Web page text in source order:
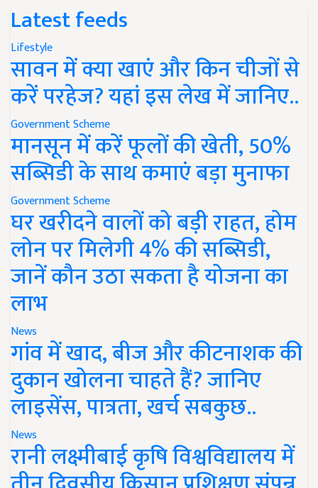
Latest feeds
Lifestyle
सावन में क्या खाएं और किन चीजों से
करें परहेज? यहां इस लेख में जानिए..
Government Scheme
मानसून में करें फूलों की खेती, 50%
सब्सिडी के साथ कमाएं बड़ा मुनाफा
Government Scheme
घर खरीदने वालों को बड़ी राहत, होम
लोन पर मिलेगी 4% की सब्सिडी,
जानें कौन उठा सकता है योजना का
लाभ
News
गांव में खाद, बीज और कीटनाशक की
दुकान खोलना चाहते हैं? जानिए
लाइसेंस, पात्रता, खर्च सबकुछ..
News
रानी लक्ष्मीबाई कृषि विश्वविद्यालय में